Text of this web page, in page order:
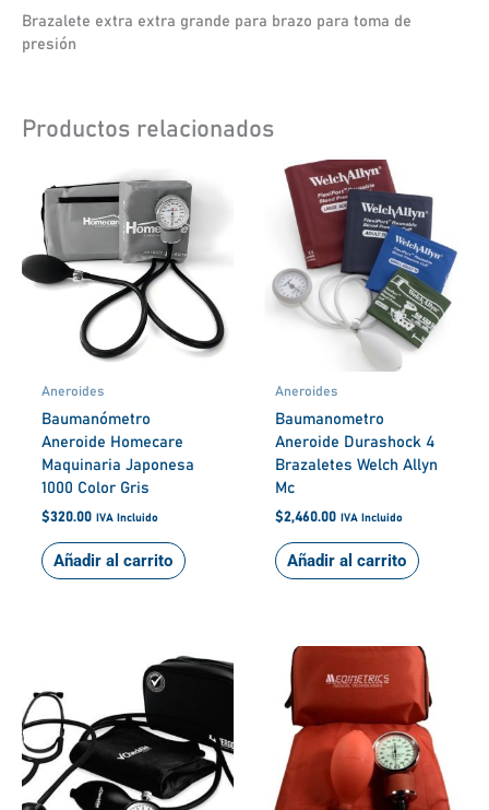
Brazalete extra extra grande para brazo para toma de
presión
Productos relacionados
Aneroides
Baumanómetro
Aneroide Homecare
Maquinaria Japonesa
1000 Color Gris
$320.00 IVA Incluido
Añadir al carrito
Aneroides
Baumanometro
Aneroide Durashock 4
Brazaletes Welch Allyn
Mc
$2,460.00 IVA Incluido
Añadir al carrito